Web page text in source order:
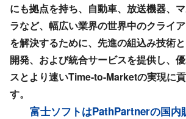
にも拠点を持ち、自動車、放送機器、
ラなど、幅広い業界の世界中のクライ
を解決するために、先進の組込み技術
開発、および統合サービスを提供し、
スとより速いTime-to-Marketの実現に
す。
富士ソフトはPathPartnerの国内